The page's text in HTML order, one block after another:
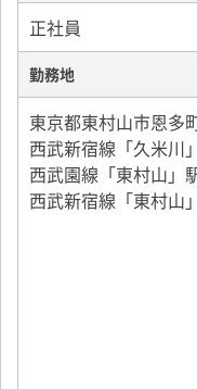
正社員
勤務地
東京都東村山市恩多
西武新宿線「久米川
西武園線「東村山」
西武新宿線「東村山